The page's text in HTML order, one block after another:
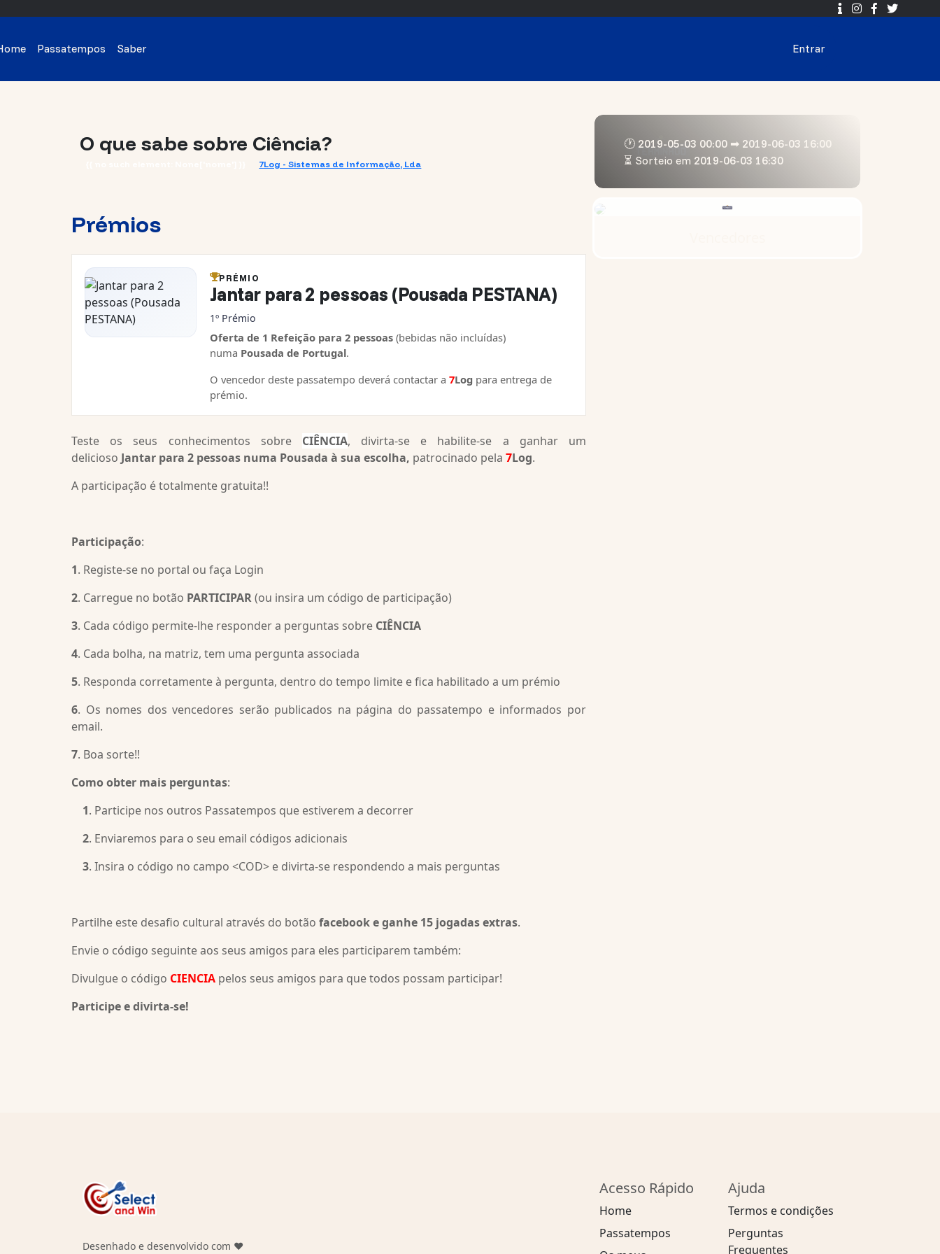
Passatempos Saber Entrar
O que sabe sobre Ciência?
7Log - Sistemas de Informação, Lda
🕐 2019-05-03 00:00 ➡ 2019-06-03 16:00
⏳ Sorteio em 2019-06-03 16:30
Prémios
PRÉMIO
Jantar para 2 pessoas (Pousada PESTANA)
1º Prémio
Oferta de 1 Refeição para 2 pessoas(bebidas não incluídas)
numa Pousada de Portugal.
O vencedor deste passatempo deverá contactar a 7Logpara entrega de
prémio.
Teste os seus conhecimentos sobre CIÊNCIA, divirta-se e habilite-se a ganhar um
delicioso Jantar para 2 pessoas numa Pousada à sua escolha, patrocinado pela 7Log.
A participação é totalmente gratuita!!
Participação:
1. Registe-se no portal ou faça Login
2. Carregue no botão PARTICIPAR(ou insira um código de participação)
3. Cada código permite-lhe responder a perguntas sobre CIÊNCIA
4. Cada bolha, na matriz, tem uma pergunta associada
5. Responda corretamente à pergunta, dentro do tempo limite e fica habilitado a um prémio
6. Os nomes dos vencedores serão publicados na página do passatempo e informados por
email.
7. Boa sorte!!
Como obter mais perguntas:
1. Participe nos outros Passatempos que estiverem a decorrer
2. Enviaremos para o seu email códigos adicionais
3. Insira o código no campo <COD> e divirta-se respondendo a mais perguntas
Partilhe este desafio cultural através do botão facebook e ganhe 15 jogadas extras.
Envie o código seguinte aos seus amigos para eles participarem também:
Divulgue o código CIENCIA pelos seus amigos para que todos possam participar!
Participe e divirta-se!
Desenhado e desenvolvido com ❤️
Acesso Rápido
Home
Passatempos
Ajuda
Termos e condições
Perguntas
Frequentes